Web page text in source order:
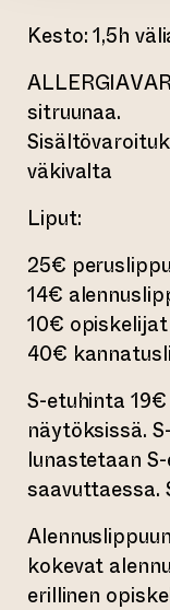
Kesto: 1,5h
sitruunaa.
väkivalta
Liput:
25€ peruslippu
14€
10€ opiskelijat
40€
S-etuhinta 19€
näytöksissä.
lunastetaan
saavuttaessa.
kokevat
erillinen